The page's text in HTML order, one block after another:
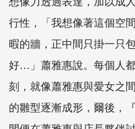
行性，「我想像著這個空
暇的牆，正中間只掛一只
好…」蕭雅惠說。每個人
刻，就像蕭雅惠與愛女之
的雛型逐漸成形，爾後，